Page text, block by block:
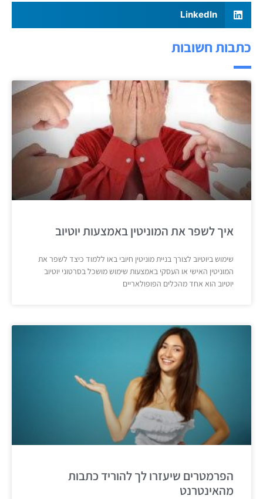
LinkedIn
כתבות חשובות
איך לשפר את המוניטין באמצעות יוטיוב
שימוש ביוטיוב לצורך בניית מוניטין חיובי באו ללמוד כיצד לשפר את
המוניטין האישי או העסקי באמצעות שימוש מושכל בסרטוני יוטיוב
יוטיוב הוא אחד מהכלים הפופולאריים
הפרמטרים שיעזרו לך להוריד כתבות
מהאינטרנט